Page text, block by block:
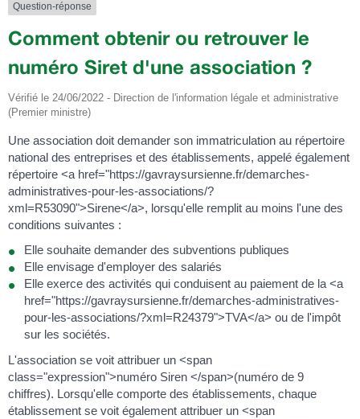
Question-réponse
Comment obtenir ou retrouver le
numéro Siret d'une association ?
Vérifié le 24/06/2022 - Direction de l'information légale et administrative
(Premier ministre)
Une association doit demander son immatriculation au répertoire
national des entreprises et des établissements, appelé également
répertoire <a href="https://gavraysursienne.fr/demarches-
administratives-pour-les-associations/?
xml=R53090">Sirene</a>, lorsqu'elle remplit au moins l'une des
conditions suivantes :
Elle souhaite demander des subventions publiques
Elle envisage d'employer des salariés
Elle exerce des activités qui conduisent au paiement de la <a
href="https://gavraysursienne.fr/demarches-administratives-
pour-les-associations/?xml=R24379">TVA</a> ou de l'impôt
sur les sociétés.
L'association se voit attribuer un <span
class="expression">numéro Siren </span>(numéro de 9
chiffres). Lorsqu'elle comporte des établissements, chaque
établissement se voit également attribuer un <span